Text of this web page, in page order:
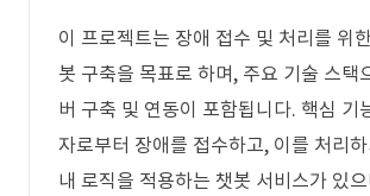
이 프로젝트는 장애 접수 및 처리를 위
봇 구축을 목표로 하며, 주요 기술 스택
버 구축 및 연동이 포함됩니다. 핵심 기
자로부터 장애를 접수하고, 이를 처리
내 로직을 적용하는 챗봇 서비스가 있